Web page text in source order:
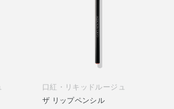
口紅・リキッドルージュ
ザ リップペンシル